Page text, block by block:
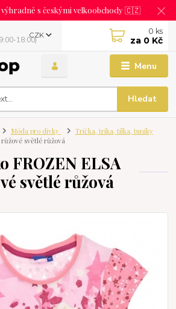
výhradně s českými velkoobchody 🇨🇿
Menu
CZK
Hledat
18:00)
0 ks
za 0 Kč
Móda pro dívky
Trička, trika, tílka, tuniky
světlé růžová
FROZEN ELSA
světlé růžová